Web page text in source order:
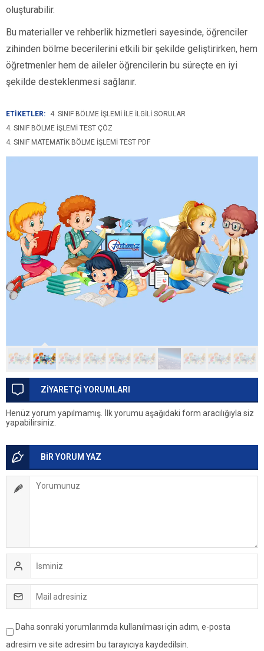
oluşturabilir.
Bu materialler ve rehberlik hizmetleri sayesinde, öğrenciler
zihinden bölme becerilerini etkili bir şekilde geliştirirken, hem
öğretmenler hem de aileler öğrencilerin bu süreçte en iyi
şekilde desteklenmesi sağlanır.
ETİKETLER:
4. SINIF BÖLME İŞLEMI ILE ILGILI SORULAR
4. SINIF BÖLME İŞLEMI TEST ÇÖZ
4. SINIF MATEMATIK BÖLME İŞLEMI TEST PDF
ZİYARETÇİ YORUMLARI
Henüz yorum yapılmamış. İlk yorumu aşağıdaki form aracılığıyla siz
yapabilirsiniz.
BİR YORUM YAZ
Daha sonraki yorumlarımda kullanılması için adım, e-posta
adresim ve site adresim bu tarayıcıya kaydedilsin.